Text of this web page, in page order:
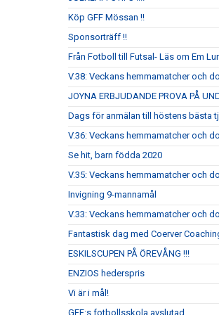
Köp GFF Mössan !!
Sponsorträff !!
Från Fotboll till Futsal- Läs om Em
V.38: Veckans hemmamatcher och
JOYNA ERBJUDANDE PROVA PÅ
Dags för anmälan till höstens bästa
V.36: Veckans hemmamatcher och
Se hit, barn födda 2020
V.35: Veckans hemmamatcher och
Invigning 9-mannamål
V.33: Veckans hemmamatcher och
Fantastisk dag med Coerver
ESKILSCUPEN PÅ ÖREVÅNG !!!
ENZIOS hederspris
Vi är i mål!
GFF:s fotbollsskola avslutad